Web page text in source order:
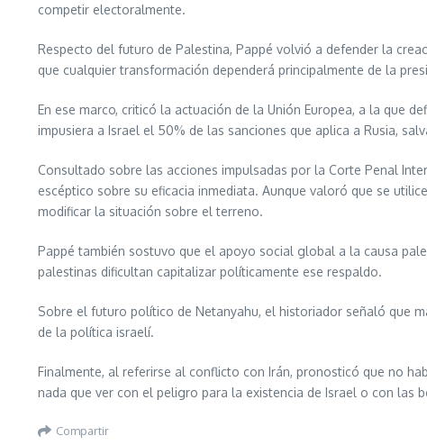
competir electoralmente.
Respecto del futuro de Palestina, Pappé volvió a defender la
que cualquier transformación dependerá principalmente de la
En ese marco, criticó la actuación de la Unión Europea, a la que
impusiera a Israel el 50% de las sanciones que aplica a Rusia,
Consultado sobre las acciones impulsadas por la Corte Penal
escéptico sobre su eficacia inmediata. Aunque valoró que se
modificar la situación sobre el terreno.
Pappé también sostuvo que el apoyo social global a la causa
palestinas dificultan capitalizar políticamente ese respaldo.
Sobre el futuro político de Netanyahu, el historiador señaló que
de la política israelí.
Finalmente, al referirse al conflicto con Irán, pronosticó que no
nada que ver con el peligro para la existencia de Israel o con las
Compartir